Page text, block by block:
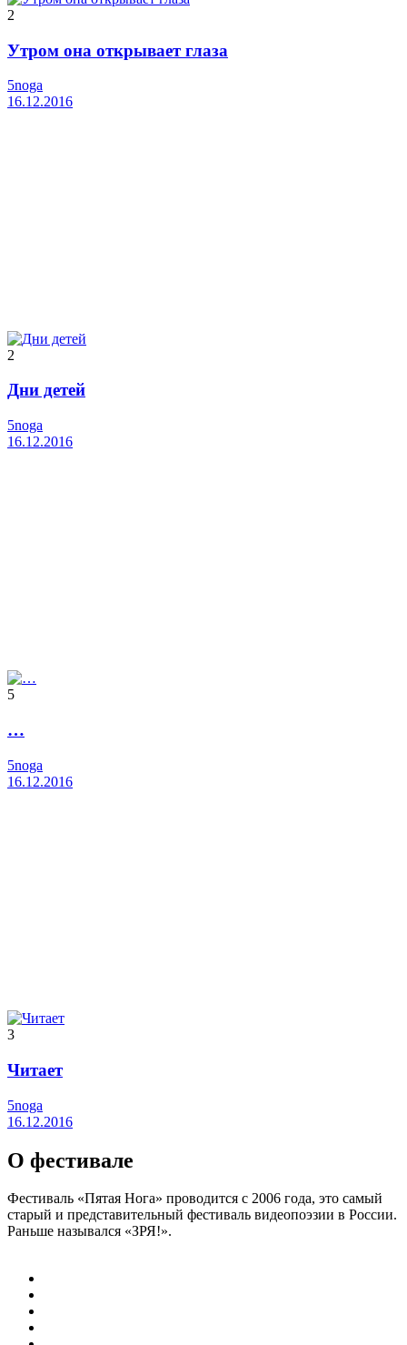
2
Утром она открывает глаза
5noga
16.12.2016
2
Дни детей
5noga
16.12.2016
5
…
5noga
16.12.2016
3
Читает
5noga
16.12.2016
О фестивале
Фестиваль «Пятая Нога» проводится с 2006 года, это самый
старый и представительный фестиваль видеопоэзии в России.
Раньше назывался «ЗРЯ!».